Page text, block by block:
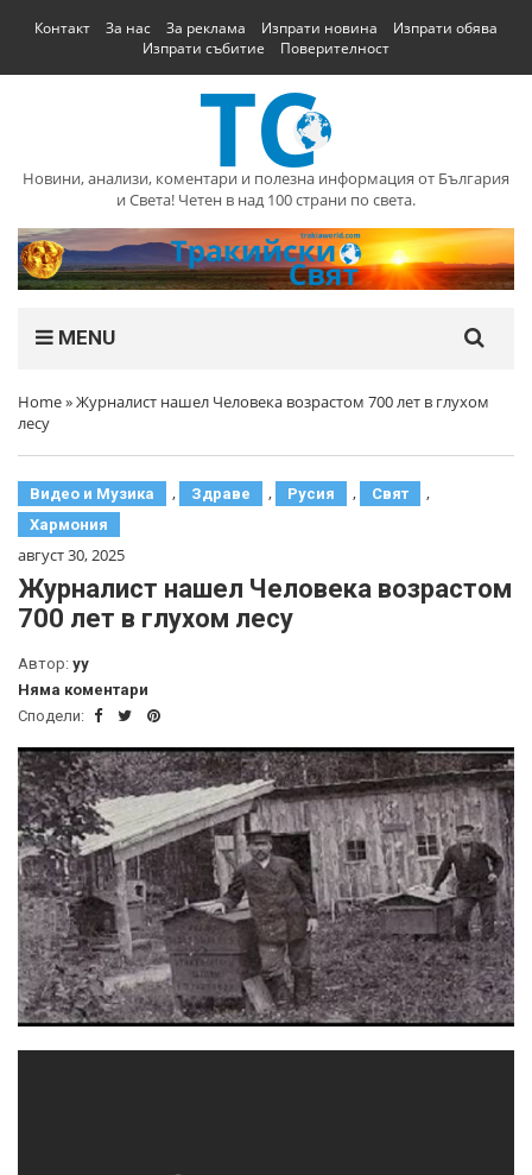
Контакт За нас За реклама Изпрати новина
Изпрати обява
Изпрати събитие
Поверителност
Новини, анализи, коментари и полезна информация от България
и Света! Четен в над 100 страни по света.
MENU
Home»Журналист нашел Человека возрастом 700 лет в глухом
лесу
Видео и Музика , Здраве , Русия , Свят ,
Хармония
август 30, 2025
Журналист нашел Человека возрастом
700 лет в глухом лесу
Автор: yy
Няма коментари
Сподели: